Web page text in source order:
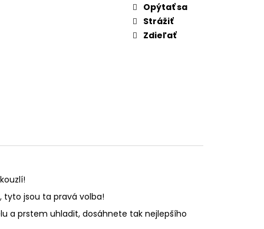
Opýtať sa
Strážiť
Zdieľať
jsou ta pravá volba!
a prstem uhladit, dosáhnete tak nejlepšího